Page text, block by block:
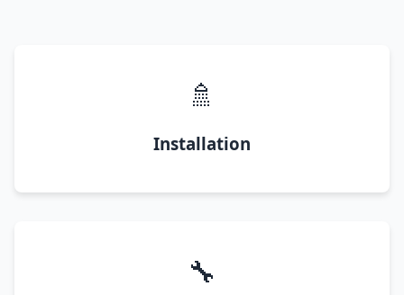
🚿
Installation
🔧